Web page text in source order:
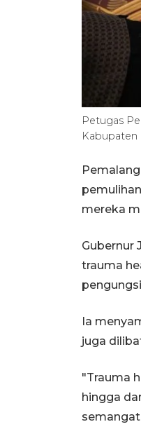
Petugas
Kabupaten
mereka
Gubernur
trauma
Ia
juga
"Trauma
hingga